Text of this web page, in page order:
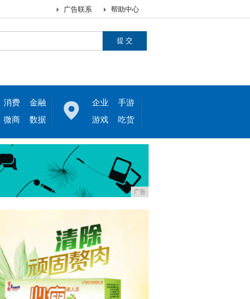
帮助中心
广告联系
消费
金融
微商 数据
企业
手游
游戏
吃货
广告